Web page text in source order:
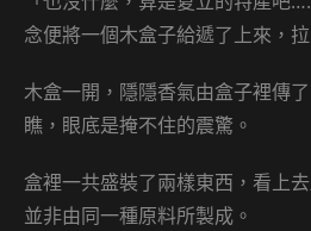
念便將一個木盒子給遞了上來，
木盒一開，隱隱香氣由盒子裡傳
瞧，眼底是掩不住的震驚。
盒裡一共盛裝了兩樣東西，看上
並非由同一種原料所製成。